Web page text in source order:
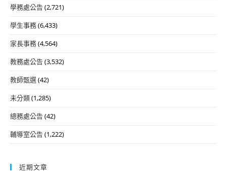
學務處公告(2,721)
學生事務(6,433)
家長事務(4,564)
教務處公告(3,532)
教師甄選(42)
未分類(1,285)
總務處公告(42)
輔導室公告(1,222)
近期文章